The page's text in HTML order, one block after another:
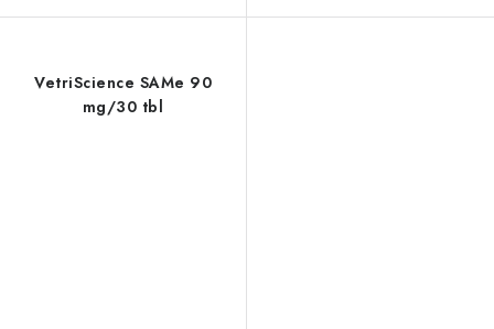
VetriScience SAMe 90
mg/30 tbl